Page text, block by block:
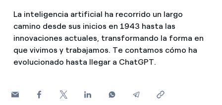
Una respuesta
El legado que seremos
Por cada kWh que ahorres, te descontamos otro
¿Cómo ver mis facturas de Endesa?
¿Cómo cambiar el titular del contrato?
¿Has recibido una oferta para cambiar de
compañía?
Solar
Climatización
Te ayudamos
La inteligencia artificial ha recorrido un largo
camino desde sus inicios en 1943 hasta las
innovaciones actuales, transformando la forma en
que vivimos y trabajamos. Te contamos cómo ha
evolucionado hasta llegar a ChatGPT.